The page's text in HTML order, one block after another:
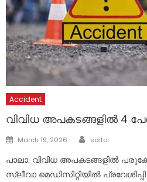
Accident
വിവിധ അപകടങ്ങളിൽ 4
Posted
March 19, 2026 Author
editor
പാലാ: വിവിധ അപകടങ്ങളിൽ
സ്ലീവാ മെഡിസിറ്റിയിൽ